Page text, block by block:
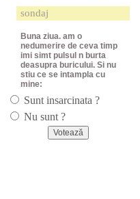
sondaj
Buna ziua. am o
nedumerire de ceva timp
imi simt pulsul n burta
deasupra buricului. Si nu
stiu ce se intampla cu
mine:
Sunt insarcinata ?
Nu sunt ?